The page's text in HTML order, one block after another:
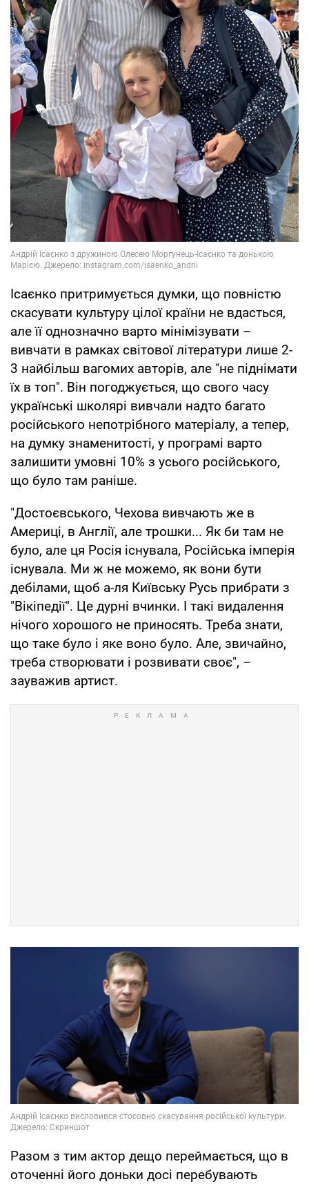
Ісаєнко притримується думки, що повністю
скасувати культуру цілої країни не вдасться,
але її однозначно варто мінімізувати –
вивчати в рамках світової літератури лише 2-
3 найбільш вагомих авторів, але "не піднімати
їх в топ". Він погоджується, що свого часу
українські школярі вивчали надто багато
російського непотрібного матеріалу, а тепер,
на думку знаменитості, у програмі варто
залишити умовні 10% з усього російського,
що було там раніше.
"Достоєвського, Чехова вивчають же в
Америці, в Англії, але трошки... Як би там не
було, але ця Росія існувала, Російська імперія
існувала. Ми ж не можемо, як вони бути
дебілами, щоб а-ля Київську Русь прибрати з
"Вікіпедії". Це дурні вчинки. І такі видалення
нічого хорошого не приносять. Треба знати,
що таке було і яке воно було. Але, звичайно,
треба створювати і розвивати своє", –
зауважив артист.
Разом з тим актор дещо переймається, що в
оточенні його доньки досі перебувають